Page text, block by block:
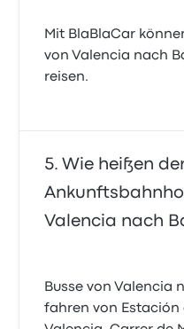
Mit BlaBlaCar
von Valencia nach
reisen.
Wie heißen
Valencia nach
Busse von Valencia
fahren von Estación